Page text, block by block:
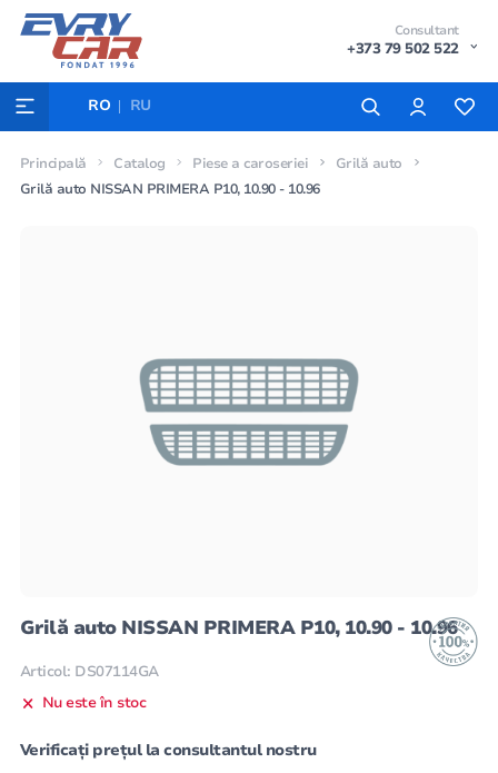
Consultant
+373 79 502 522
RO RU
Principală Catalog Piese a caroseriei
Grilă auto
Grilă auto NISSAN PRIMERA P10, 10.90 - 10.96
Grilă auto NISSAN PRIMERA P10, 10.90 - 10.96
Articol: DS07114GA
Nu este în stoc
Verificați prețul la consultantul nostru